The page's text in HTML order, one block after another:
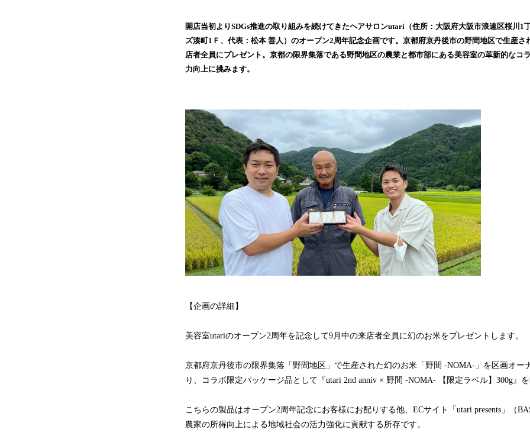
！
数
を
開店当初よりSDGs推進の取り組みを続けてきたヘアサロンutari（住所：大阪府大阪市浪速区桜川
ズ湊町1Ｆ、代表：松本 善人）のオープン2周年記念企画です。京都府京丹後市の野間地区で生産さ
店者全員にプレゼント。京都の限界集落である野間地区の農業と都市部にある美容室の革新的なコ
力向上に挑みます。
【企画の詳細】
美容室utariのオープン2周年を記念して9月中の来店者全員に幻のお米をプレゼントします。
京都府京丹後市の限界集落「野間地区」で生産された幻のお米「野間 -NOMA-」を区画オー
り、コラボ限定パッケージ品として『utari 2nd anniv × 野間 -NOMA- 【限定ラベル】300g』を
こちらの製品はオープン2周年記念にお客様にお配りする他、ECサイト「utari presents」（
農家の所得向上による地域社会の活力強化に貢献する所存です。